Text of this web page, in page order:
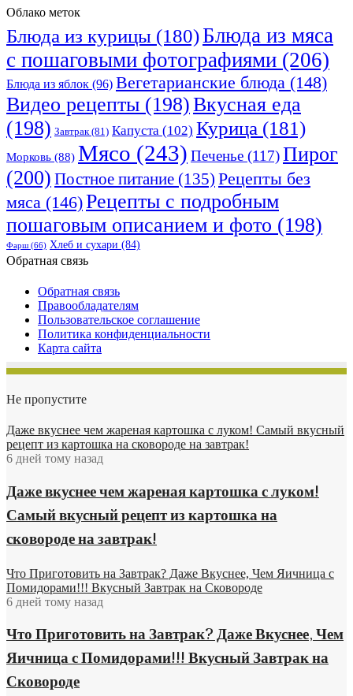
Облако меток
Блюда из курицы (180)Блюда из мяса
с пошаговыми фотографиями (206)
Блюда из яблок (96) Вегетарианские блюда (148)
Видео рецепты (198)Вкусная еда
(198) Завтрак(81) Капуста (102) Курица (181)
Морковь (88) Мясо (243) Печенье (117)Пирог
(200) Постное питание (135) Рецепты без
мяса (146)Рецепты с подробным
пошаговым описанием и фото (198)
Фарш(66) Хлеб и сухари (84)
Обратная связь
Обратная связь
Правообладателям
Пользовательское соглашение
Политика конфиденциальности
Карта сайта
Не пропустите
Даже вкуснее чем жареная картошка с луком! Самый вкусный
рецепт из картошка на сковороде на завтрак!
6 дней тому назад
Даже вкуснее чем жареная картошка с луком!
Самый вкусный рецепт из картошка на
сковороде на завтрак!
Что Приготовить на Завтрак? Даже Вкуснее, Чем Яичница с
Помидорами!!! Вкусный Завтрак на Сковороде
6 дней тому назад
Что Приготовить на Завтрак? Даже Вкуснее, Чем
Яичница с Помидорами!!! Вкусный Завтрак на
Сковороде